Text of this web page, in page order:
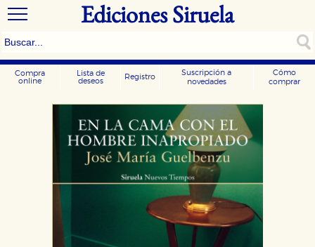
Ediciones Siruela
Compra
online
Lista de
deseos
Registro
Suscripción a
novedades
Cómo
comprar